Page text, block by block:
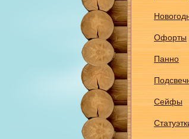
Офорты
Панно
Сейфы